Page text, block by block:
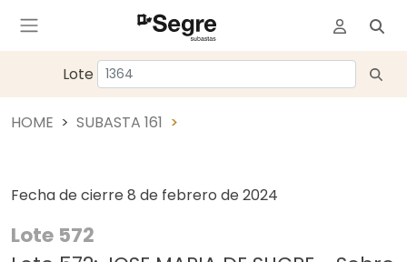
Lote
HOME SUBASTA 161
Fecha de cierre 8 de febrero de 2024
Lote 572